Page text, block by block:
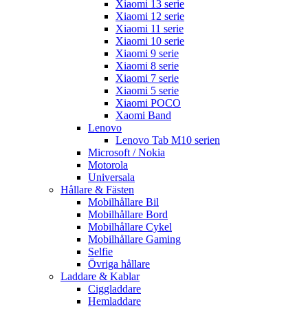
Xiaomi 13 serie
Xiaomi 12 serie
Xiaomi 11 serie
Xiaomi 10 serie
Xiaomi 9 serie
Xiaomi 8 serie
Xiaomi 7 serie
Xiaomi 5 serie
Xiaomi POCO
Xaomi Band
Lenovo
Lenovo Tab M10 serien
Microsoft / Nokia
Motorola
Universala
Hållare & Fästen
Mobilhållare Bil
Mobilhållare Bord
Mobilhållare Cykel
Mobilhållare Gaming
Selfie
Övriga hållare
Laddare & Kablar
Ciggladdare
Hemladdare